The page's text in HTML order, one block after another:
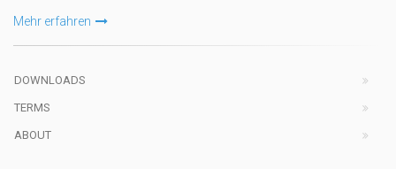
Mehr erfahren
DOWNLOADS
TERMS
ABOUT